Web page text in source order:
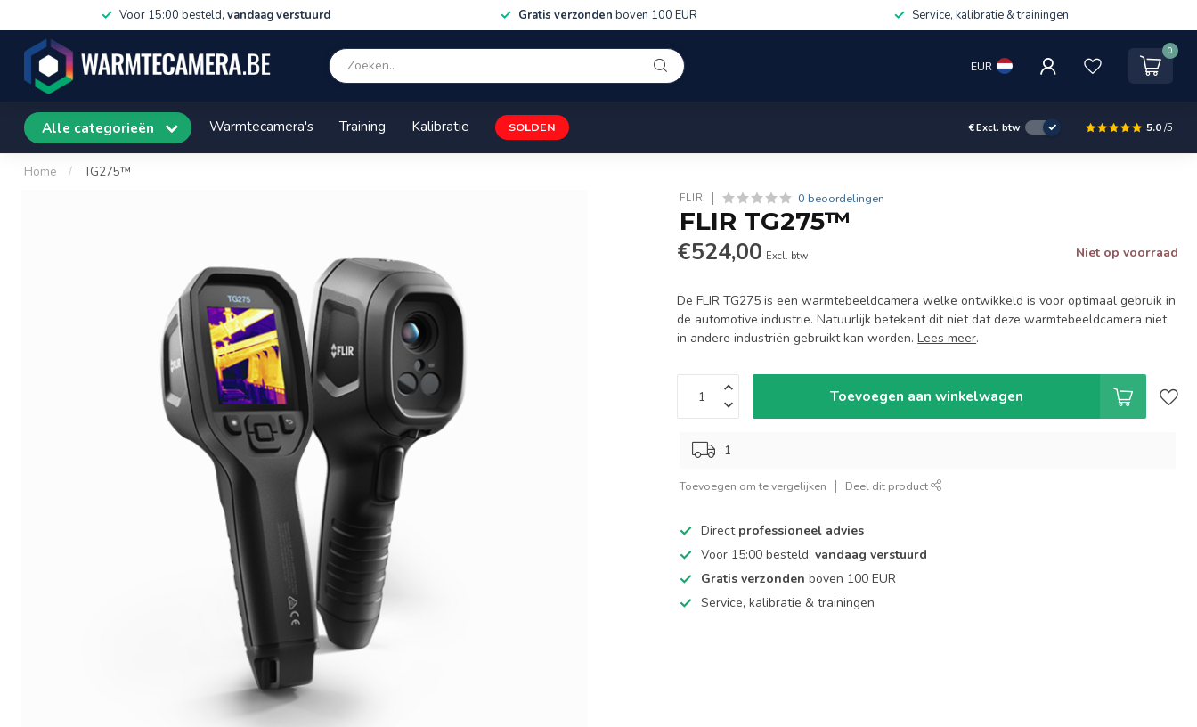
Voor 15:00 besteld, vandaag verstuurd Gratis verzonden boven 100 EUR Service, kalibratie & trainingen
EUR
0
Alle categorieën Warmtecamera's Training Kalibratie SOLDEN €Excl. btw 5.0/5
Home / TG275™
FLIR 0 beoordelingen
FLIR TG275™
€524,00 Excl. btw Niet op voorraad
De FLIR TG275 is een warmtebeeldcamera welke ontwikkeld is voor optimaal gebruik in
de automotive industrie. Natuurlijk betekent dit niet dat deze warmtebeeldcamera niet
in andere industriën gebruikt kan worden.Lees meer.
Toevoegen aan winkelwagen
1
Toevoegen om te vergelijken Deel dit product
Direct professioneel advies
Voor 15:00 besteld,vandaag verstuurd
Gratis verzonden boven 100 EUR
Service, kalibratie & trainingen